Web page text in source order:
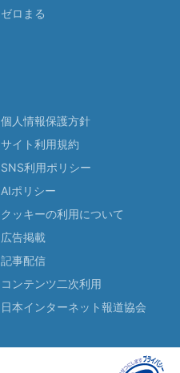
ゼロまる
個人情報保護方針
サイト利用規約
SNS利用ポリシー
AIポリシー
クッキーの利用について
広告掲載
記事配信
コンテンツ二次利用
日本インターネット報道協会